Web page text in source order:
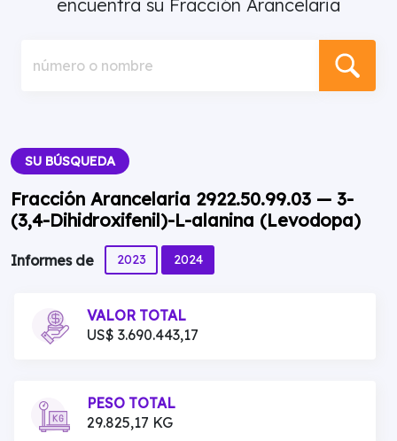
encuentra su Fracción Arancelaria
número o nombre
SU BÚSQUEDA
Fracción Arancelaria 2922.50.99.03 — 3-
(3,4-Dihidroxifenil)-L-alanina (Levodopa)
Informes de 2023 2024
VALOR TOTAL
US$ 3.690.443,17
PESO TOTAL
29.825,17 KG